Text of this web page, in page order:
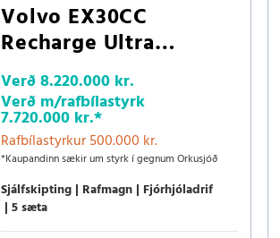
Volvo EX30CC
Recharge Ultra
LRAWD
Verð8.220.000 kr.
Verð m/rafbílastyrk
7.720.000 kr.*
Rafbílastyrkur 500.000 kr.
*Kaupandinn sækir um styrk í gegnum Orkusjóð
Sjálfskipting Rafmagn Fjórhjóladrif
5 sæta